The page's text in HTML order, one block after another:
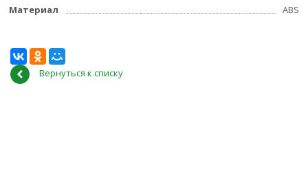
Материал
ABS
Вернуться к списку